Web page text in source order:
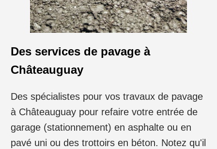
Des services de pavage à
Châteauguay
Des spécialistes pour vos travaux de pavage
à Châteauguay pour refaire votre entrée de
garage (stationnement) en asphalte ou en
pavé uni ou des trottoirs en béton. Notez qu'il